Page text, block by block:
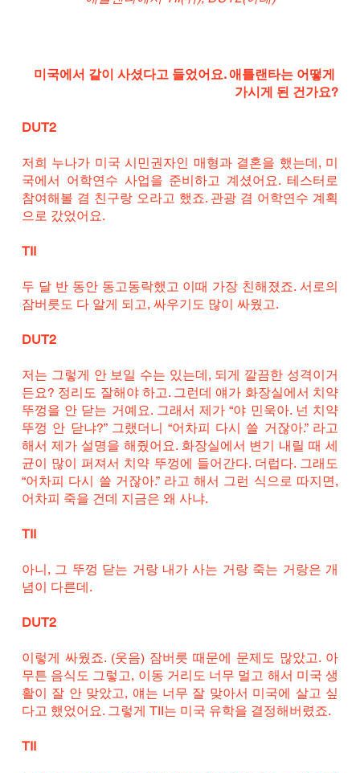
미국에서 같이 사셨다고 들었어요. 애틀랜타는 어떻게
가시게 된 건가요?
DUT2
저희 누나가 미국 시민권자인 매형과 결혼을 했는데, 미
국에서 어학연수 사업을 준비하고 계셨어요. 테스터로
참여해볼 겸 친구랑 오라고 했죠. 관광 겸 어학연수 계획
으로 갔었어요.
TII
두 달 반 동안 동고동락했고 이때 가장 친해졌죠. 서로의
잠버릇도 다 알게 되고, 싸우기도 많이 싸웠고.
DUT2
저는 그렇게 안 보일 수는 있는데, 되게 깔끔한 성격이거
든요? 정리도 잘해야 하고. 그런데 얘가 화장실에서 치약
뚜껑을 안 닫는 거예요. 그래서 제가 “야 민욱아. 넌 치약
뚜껑 안 닫냐?” 그랬더니 “어차피 다시 쓸 거잖아.” 라고
해서 제가 설명을 해줬어요. 화장실에서 변기 내릴 때 세
균이 많이 퍼져서 치약 뚜껑에 들어간다. 더럽다. 그래도
“어차피 다시 쓸 거잖아.” 라고 해서 그런 식으로 따지면,
어차피 죽을 건데 지금은 왜 사냐.
TII
아니, 그 뚜껑 닫는 거랑 내가 사는 거랑 죽는 거랑은 개
념이 다른데.
DUT2
이렇게 싸웠죠. (웃음) 잠버릇 때문에 문제도 많았고. 아
무튼 음식도 그렇고, 이동 거리도 너무 멀고 해서 미국 생
활이 잘 안 맞았고, 얘는 너무 잘 맞아서 미국에 살고 싶
다고 했었어요. 그렇게 TII는 미국 유학을 결정해버렸죠.
TII